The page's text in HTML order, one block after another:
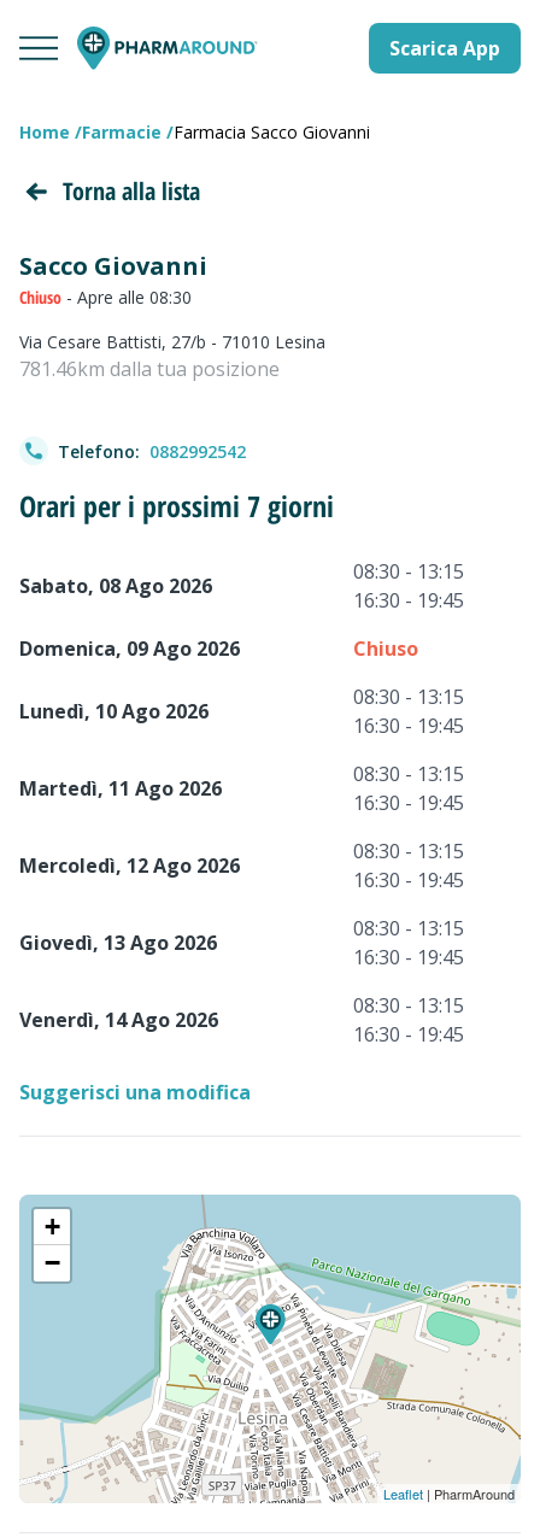
Scarica App
Home Farmacie Farmacia Sacco Giovanni
Torna alla lista
Sacco Giovanni
Chiuso - Apre alle 08:30
Via Cesare Battisti, 27/b - 71010 Lesina
781.46km dalla tua posizione
Telefono: 0882992542
Orari per i prossimi 7 giorni
Sabato, 08 Ago 2026
08:30 - 13:15
16:30 - 19:45
Domenica, 09 Ago 2026
Chiuso
Lunedì, 10 Ago 2026
08:30 - 13:15
16:30 - 19:45
Martedì, 11 Ago 2026
08:30 - 13:15
16:30 - 19:45
Mercoledì, 12 Ago 2026
08:30 - 13:15
16:30 - 19:45
Giovedì, 13 Ago 2026
08:30 - 13:15
16:30 - 19:45
Venerdì, 14 Ago 2026
08:30 - 13:15
16:30 - 19:45
Suggerisci una modifica
+
−
Leaflet | PharmAround